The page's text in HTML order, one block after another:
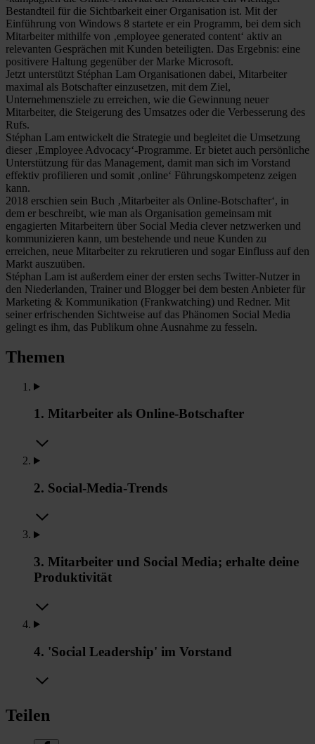
Bestandteil für die Sichtbarkeit einer Organisation ist. Mit der
Einführung von Windows 8 startete er ein Programm, bei dem sich
Mitarbeiter mithilfe von ‚employee generated content‘ aktiv an
relevanten Gesprächen mit Kunden beteiligten. Das Ergebnis: eine
positivere Haltung gegenüber der Marke Microsoft.
Jetzt unterstützt Stéphan Lam Organisationen dabei, Mitarbeiter
maximal als Botschafter einzusetzen, mit dem Ziel,
Unternehmensziele zu erreichen, wie die Gewinnung neuer
Mitarbeiter, die Steigerung des Umsatzes oder die Verbesserung des
Rufs.
Stéphan Lam entwickelt die Strategie und begleitet die Umsetzung
dieser ‚Employee Advocacy‘-Programme. Er bietet auch persönliche
Unterstützung für das Management, damit man sich im Vorstand
effektiv profilieren und somit ‚online‘ Führungskompetenz zeigen
kann.
2018 erschien sein Buch ‚Mitarbeiter als Online-Botschafter‘, in
dem er beschreibt, wie man als Organisation gemeinsam mit
engagierten Mitarbeitern über Social Media clever netzwerken und
kommunizieren kann, um bestehende und neue Kunden zu
erreichen, neue Mitarbeiter zu rekrutieren und sogar Einfluss auf den
Markt auszuüben.
Stéphan Lam ist außerdem einer der ersten sechs Twitter-Nutzer in
den Niederlanden, Trainer und Blogger bei dem besten Anbieter für
Marketing & Kommunikation (Frankwatching) und Redner. Mit
seiner erfrischenden Sichtweise auf das Phänomen Social Media
gelingt es ihm, das Publikum ohne Ausnahme zu fesseln.
Themen
1. Mitarbeiter als Online-Botschafter
2. Social-Media-Trends
3. Mitarbeiter und Social Media; erhalte deine
Produktivität
4. 'Social Leadership' im Vorstand
Teilen